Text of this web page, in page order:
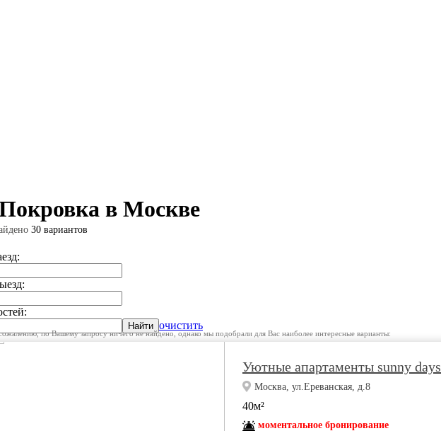
в Москве
Найти очистить
30 вариантов
по Вашему запросу ничего не найдено, однако мы подобрали для Вас наиболее интересные варианты:
Уютные апартаменты sunny days
Москва, ул.Ереванская, д.8
40м²
моментальное бронирование